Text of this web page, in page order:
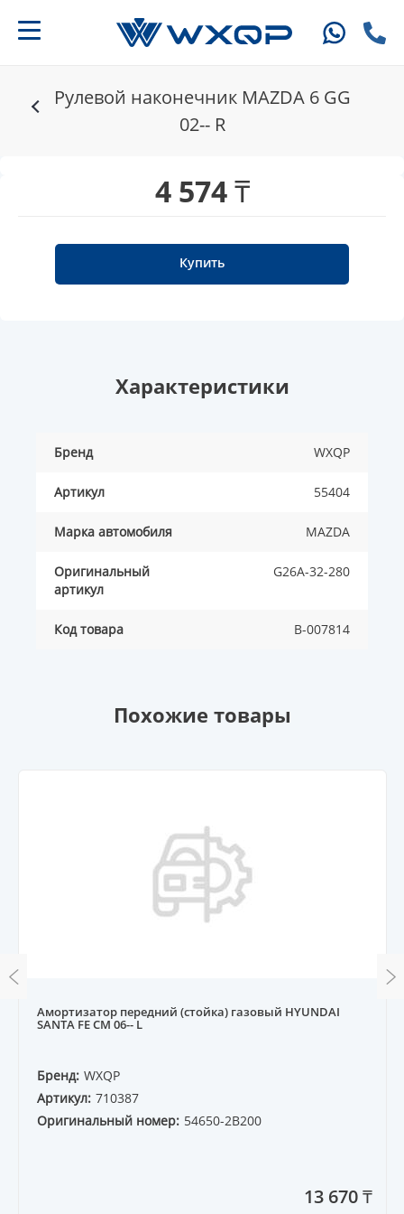
Рулевой наконечник MAZDA 6 GG
02-- R
4 574 ₸
Купить
Характеристики
Бренд WXQP
Артикул 55404
Марка автомобиля MAZDA
Оригинальный
артикул
G26A-32-280
Код товара B-007814
Похожие товары
Амортизатор передний (стойка) газовый HYUNDAI
SANTA FE CM 06-- L
Бренд: WXQP
Артикул: 710387
Оригинальный номер: 54650-2B200
13 670 ₸